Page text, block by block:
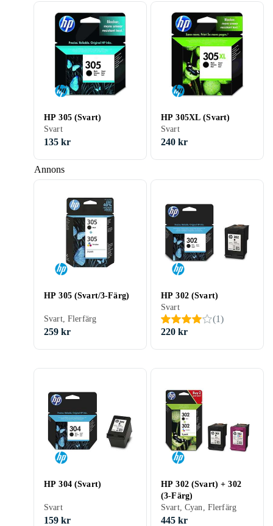
Annons
HP 305 (Svart)
Svart
135 kr
HP 305XL (Svart)
Svart
240 kr
HP 305 (Svart/3-Färg)
Svart, Flerfärg
259 kr
HP 302 (Svart)
Svart
(1)
220 kr
HP 304 (Svart)
Svart
159 kr
HP 302 (Svart) + 302
(3-Färg)
Svart, Cyan, Flerfärg
445 kr